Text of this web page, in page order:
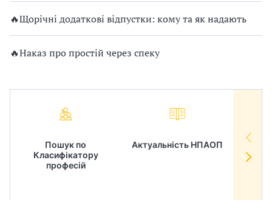
🔥Щорічні додаткові відпустки: кому та як надають
🔥Наказ про простій через спеку
Пошук по
Класифікатору
професій
Актуальність НПАОП